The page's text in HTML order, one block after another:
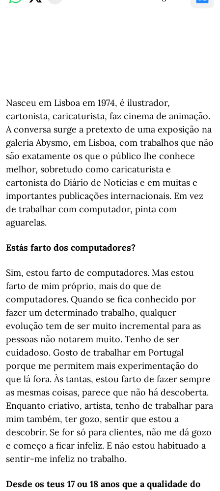
Nasceu em Lisboa em 1974, é ilustrador,
cartonista, caricaturista, faz cinema de animação.
A conversa surge a pretexto de uma exposição na
galeria Abysmo, em Lisboa, com trabalhos que não
são exatamente os que o público lhe conhece
melhor, sobretudo como caricaturista e
cartonista do Diário de Notícias e em muitas e
importantes publicações internacionais. Em vez
de trabalhar com computador, pinta com
aguarelas.
Estás farto dos computadores?
Sim, estou farto de computadores. Mas estou
farto de mim próprio, mais do que de
computadores. Quando se fica conhecido por
fazer um determinado trabalho, qualquer
evolução tem de ser muito incremental para as
pessoas não notarem muito. Tenho de ser
cuidadoso. Gosto de trabalhar em Portugal
porque me permitem mais experimentação do
que lá fora. Às tantas, estou farto de fazer sempre
as mesmas coisas, parece que não há descoberta.
Enquanto criativo, artista, tenho de trabalhar para
mim também, ter gozo, sentir que estou a
descobrir. Se for só para clientes, não me dá gozo
e começo a ficar infeliz. E não estou habituado a
sentir-me infeliz no trabalho.
Desde os teus 17 ou 18 anos que a qualidade do